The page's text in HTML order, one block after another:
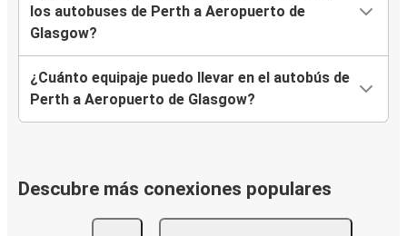
los autobuses de Perth a Aeropuerto de
Glasgow?
¿Cuánto equipaje puedo llevar en el autobús de
Perth a Aeropuerto de Glasgow?
Descubre más conexiones populares